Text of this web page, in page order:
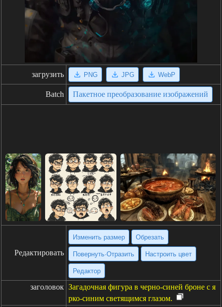
загрузить PNG JPG WebP
Batch Пакетное преобразование изображений
Редактировать
Изменить размер Обрезать
Повернуть·Отразить Настроить цвет
Редактор
заголовок Загадочная фигура в черно-синей броне с я
рко-синим светящимся глазом.